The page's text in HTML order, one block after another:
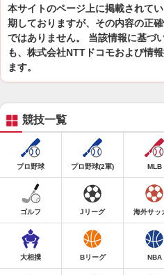
本サイトのページ上に掲載されて
期しておりますが、その内容の正
ではありません。 当該情報に基づ
も、株式会社NTTドコモおよび情
ます。
競技一覧
プロ野球 プロ野球(2軍) MLB
ゴルフ Jリーグ 海外サッ
大相撲 Bリーグ NBA